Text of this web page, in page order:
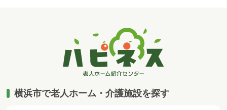
横浜市で老人ホーム・介護施設を探す